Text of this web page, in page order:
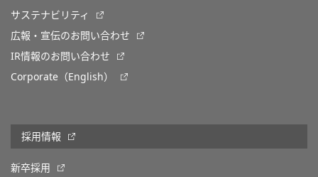
サステナビリティ
広報・宣伝のお問い合わせ
IR情報のお問い合わせ
Corporate（English）
採用情報
新卒採用